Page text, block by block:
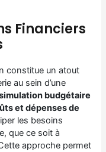
Financiers
constitue un atout
au sein d’une
budgétaire
et dépenses de
les besoins
que ce soit à
approche permet